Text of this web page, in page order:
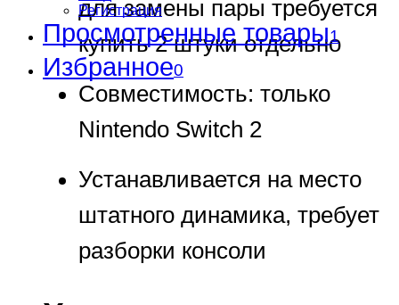
Регистрация
Просмотренные товары1
Избранное0
для замены пары требуется
купить 2 штуки отдельно
Совместимость: только
Nintendo Switch 2
Устанавливается на место
штатного динамика, требует
разборки консоли